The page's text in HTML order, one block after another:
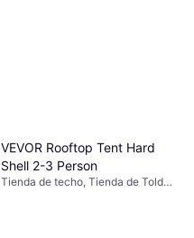
VEVOR Rooftop Tent Hard
Shell 2-3 Person
Tienda de techo, Tienda de Toldo,